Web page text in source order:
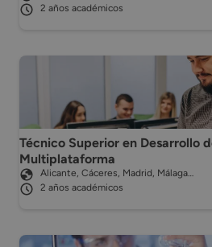
2 años académicos
Técnico Superior en Desarrollo
Multiplataforma
Alicante, Cáceres, Madrid, Málaga…
2 años académicos